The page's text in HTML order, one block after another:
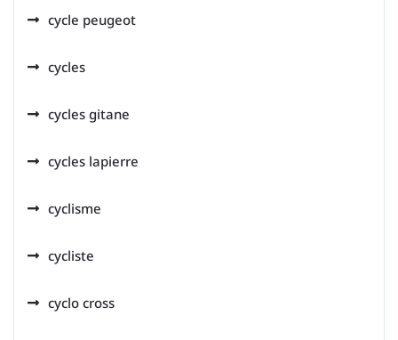
cycle peugeot
cycles
cycles gitane
cycles lapierre
cyclisme
cycliste
cyclo cross